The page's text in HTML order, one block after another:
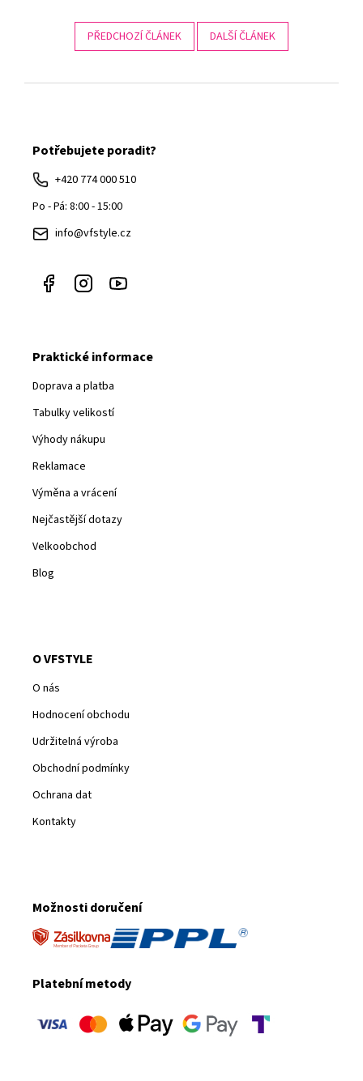
PŘEDCHOZÍ ČLÁNEK DALŠÍ ČLÁNEK
Potřebujete poradit?
+420 774 000 510
Po - Pá: 8:00 - 15:00
info@vfstyle.cz
Praktické informace
Doprava a platba
Tabulky velikostí
Výhody nákupu
Reklamace
Výměna a vrácení
Nejčastější dotazy
Velkoobchod
Blog
O VFSTYLE
O nás
Hodnocení obchodu
Udržitelná výroba
Obchodní podmínky
Ochrana dat
Kontakty
Možnosti doručení
Platební metody